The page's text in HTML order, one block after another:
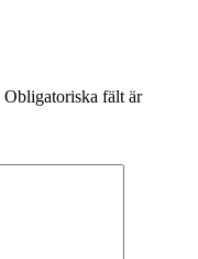
Obligatoriska fält är